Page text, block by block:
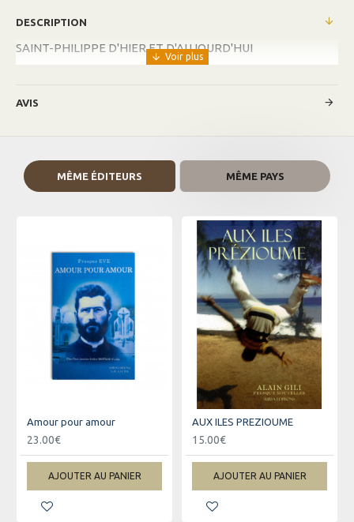
DESCRIPTION
SAINT-PHILIPPE D'HIER ET D'AUJOURD'HUI
AVIS
MÊME ÉDITEURS MÊME PAYS
Amour pour amour
23.00€
AJOUTER AU PANIER
AUX ILES PREZIOUME
15.00€
AJOUTER AU PANIER